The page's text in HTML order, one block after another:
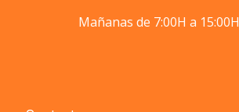
Mañanas de 7:00H a 15:00H